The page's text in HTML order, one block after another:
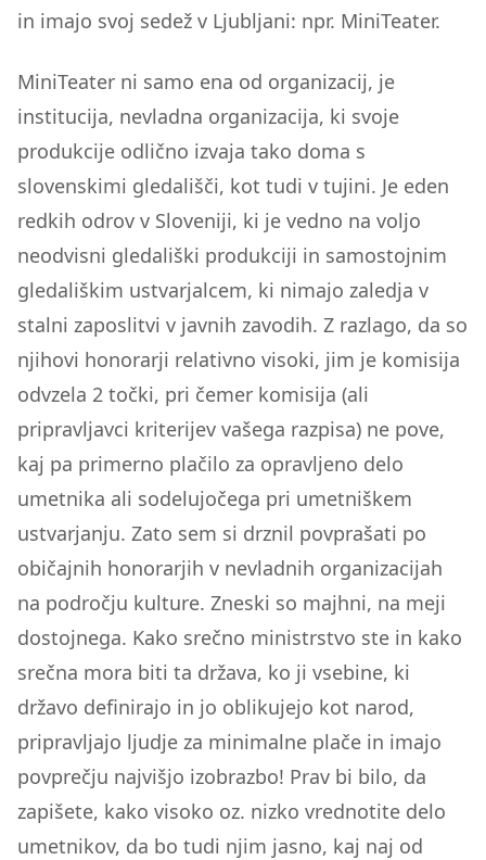
in imajo svoj sedež v Ljubljani: npr. MiniTeater.
MiniTeater ni samo ena od organizacij, je
institucija, nevladna organizacija, ki svoje
produkcije odlično izvaja tako doma s
slovenskimi gledališči, kot tudi v tujini. Je eden
redkih odrov v Sloveniji, ki je vedno na voljo
neodvisni gledališki produkciji in samostojnim
gledališkim ustvarjalcem, ki nimajo zaledja v
stalni zaposlitvi v javnih zavodih. Z razlago, da so
njihovi honorarji relativno visoki, jim je komisija
odvzela 2 točki, pri čemer komisija (ali
pripravljavci kriterijev vašega razpisa) ne pove,
kaj pa primerno plačilo za opravljeno delo
umetnika ali sodelujočega pri umetniškem
ustvarjanju. Zato sem si drznil povprašati po
običajnih honorarjih v nevladnih organizacijah
na področju kulture. Zneski so majhni, na meji
dostojnega. Kako srečno ministrstvo ste in kako
srečna mora biti ta država, ko ji vsebine, ki
državo definirajo in jo oblikujejo kot narod,
pripravljajo ljudje za minimalne plače in imajo
povprečju najvišjo izobrazbo! Prav bi bilo, da
zapišete, kako visoko oz. nizko vrednotite delo
umetnikov, da bo tudi njim jasno, kaj naj od